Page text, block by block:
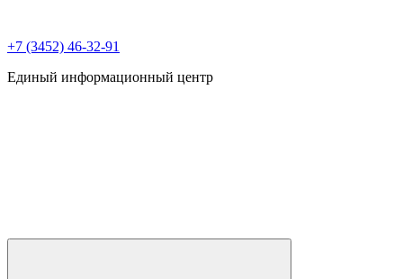
+7 (3452) 46-32-91
Единый информационный центр